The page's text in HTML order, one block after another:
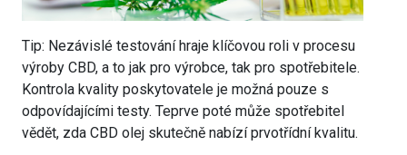
Tip: Nezávislé testování hraje klíčovou roli v procesu
výroby CBD, a to jak pro výrobce, tak pro spotřebitele.
Kontrola kvality poskytovatele je možná pouze s
odpovídajícími testy. Teprve poté může spotřebitel
vědět, zda CBD olej skutečně nabízí prvotřídní kvalitu.